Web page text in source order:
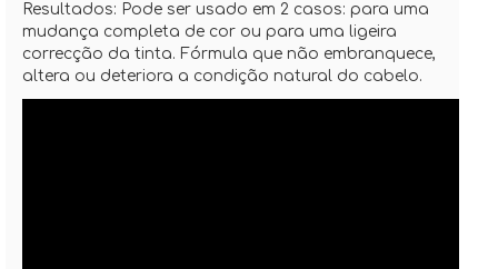
Resultados: Pode ser usado em 2 casos: para uma
mudança completa de cor ou para uma ligeira
correcção da tinta. Fórmula que não embranquece,
altera ou deteriora a condição natural do cabelo.